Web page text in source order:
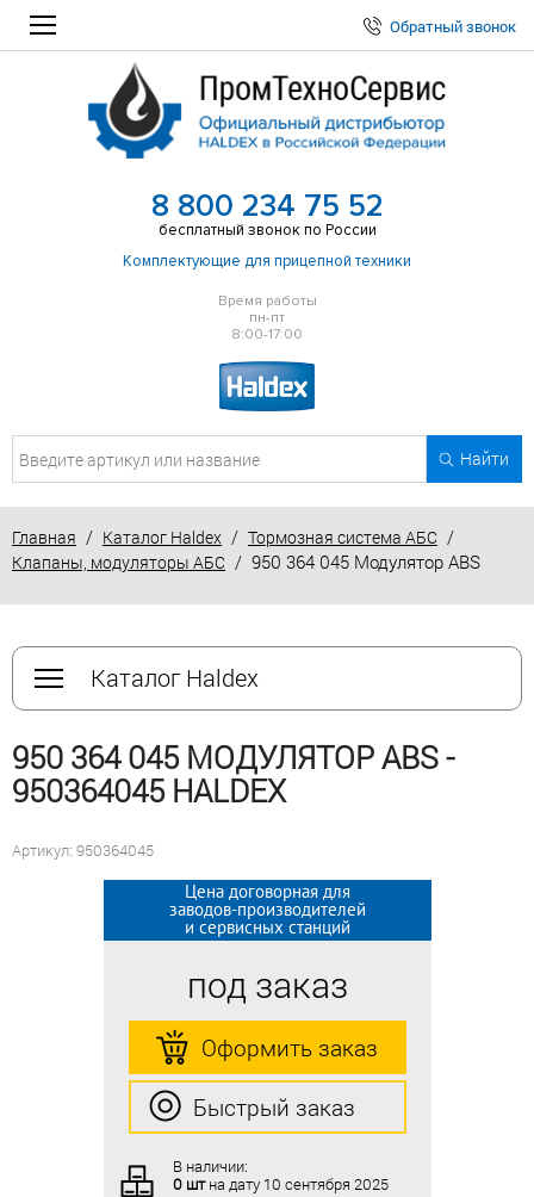
Обратный звонок
8 800 234 75 52
бесплатный звонок по России
Комплектующие для прицепной техники
Время работы
пн-пт
8:00-17:00
Найти
Главная / Каталог Haldex / Тормозная система АБС /
Клапаны, модуляторы АБС / 950 364 045 Модулятор ABS
Каталог Haldex
950 364 045 МОДУЛЯТОР ABS -
950364045 HALDEX
Артикул: 950364045
Цена договорная для
заводов-производителей
и сервисных станций
под заказ
Оформить заказ
Быстрый заказ
В наличии:
0 штна дату 10 сентября 2025
Цена договорная для
заводов-производителей
и сервисных станций
под заказ
Оформить заказ
Быстрый заказ
В наличии:
0 штна дату 10 сентября 2025